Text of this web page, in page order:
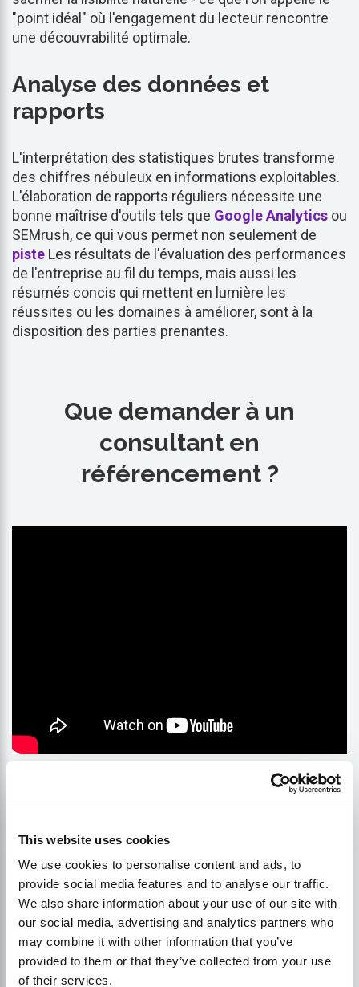
This website uses cookies
We use cookies to personalise content and ads, to
provide social media features and to analyse our traffic.
We also share information about your use of our site with
our social media, advertising and analytics partners who
may combine it with other information that you’ve
provided to them or that they’ve collected from your use
of their services.
"point idéal" où l'engagement du lecteur rencontre
une découvrabilité optimale.
Analyse des données et
rapports
L'interprétation des statistiques brutes transforme
des chiffres nébuleux en informations exploitables.
L'élaboration de rapports réguliers nécessite une
bonne maîtrise d'outils tels que Google Analytics ou
SEMrush, ce qui vous permet non seulement de
piste Les résultats de l'évaluation des performances
de l'entreprise au fil du temps, mais aussi les
résumés concis qui mettent en lumière les
réussites ou les domaines à améliorer, sont à la
disposition des parties prenantes.
Que demander à un
consultant en
référencement ?
Compétences en matière de
communication
Un parcours professionnel efficace dans le domaine
du référencement repose sur une communication
remarquable, qu'il s'agisse d'expliquer des concepts
complexes à des clients ou à des clients potentiels.